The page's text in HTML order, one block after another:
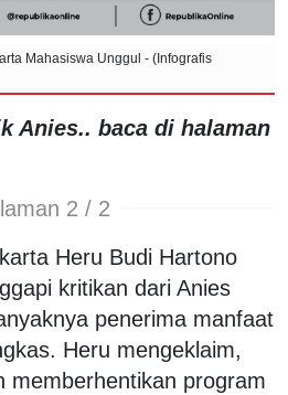
Mahasiswa Unggul - (Infografis
Anies.. baca di halaman
2 / 2
Heru Budi Hartono
kritikan dari Anies
penerima manfaat
Heru mengeklaim,
memberhentikan program